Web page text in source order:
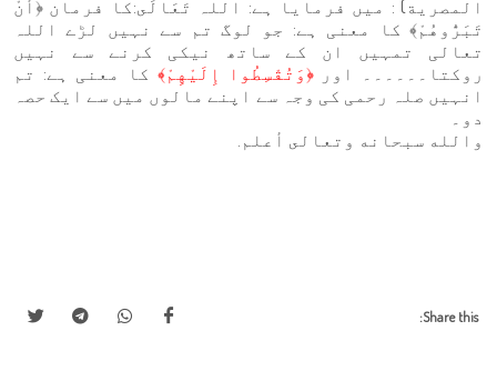
المصرية) : میں فرمایا ہے: اللہ تَعَالَى:کا فرمان ﴿أَنْ
تَبَرُّوهُمْ﴾ کا معنی ہے: جو لوگ تم سے نہیں لڑے اللہ
تعالی تمہیں ان کے ساتھ نیکی کرنے سے نہیں
روکتا۔۔۔۔۔۔ اور﴿وَتُقْسِطُوا إِلَيْهِمْ﴾ کا معنی ہے: تم
انہیں صلہ رحمی کی وجہ سے اپنے مالوں میں سے ایک حصہ
دو۔
والله سبحانه وتعالى أعلم.
Share this: